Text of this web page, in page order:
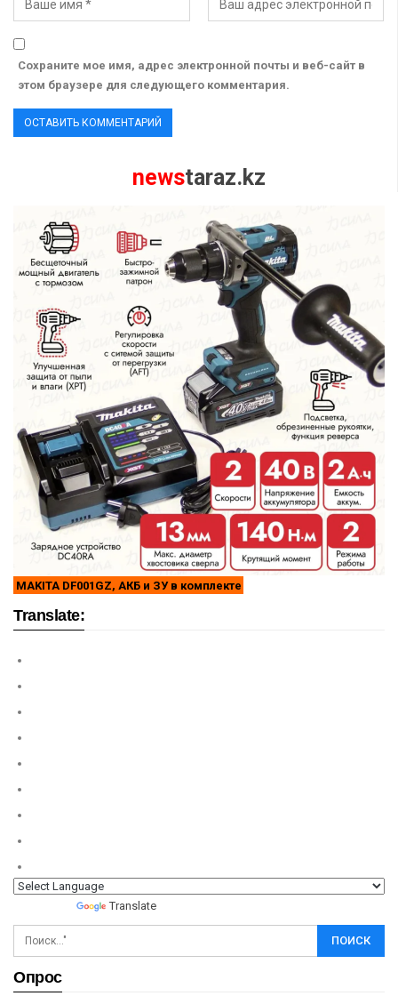
Сохраните мое имя, адрес электронной почты и веб-сайт в
этом браузере для следующего комментария.
newstaraz.kz
MAKITA DF001GZ, АКБ и ЗУ в комплекте
Translate:
Translate
Опрос